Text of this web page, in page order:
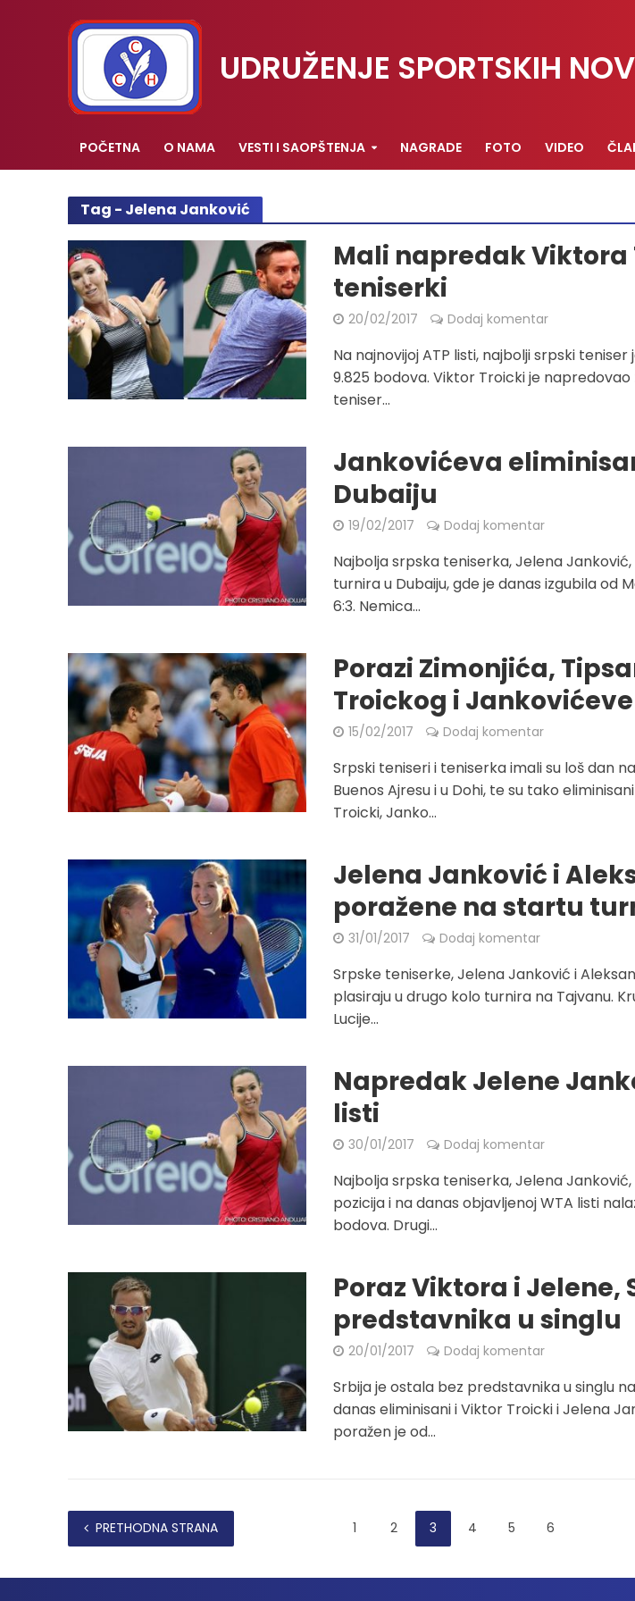
UDRUŽENJE SPORTSKIH
POČETNA O NAMA VESTI I SAOPŠTENJA NAGRADE FOTO VIDEO
Tag - Jelena Janković
Mali napredak Viktora
teniserki
20/02/2017 Dodaj komentar
Na najnovijoj ATP listi, najbolji srpski
9.825 bodova. Viktor Troicki je napredovao
teniser...
Jankovićeva
Dubaiju
19/02/2017 Dodaj komentar
Najbolja srpska teniserka, Jelena
turnira u Dubaiju, gde je danas izgubila od
6:3. Nemica...
Porazi Zimonjića,
Troickog i Jankovićeve
15/02/2017 Dodaj komentar
Srpski teniseri i teniserka imali su loš dan
Buenos Ajresu i u Dohi, te su tako
Troicki, Janko...
Jelena Janković i
poražene na startu
31/01/2017 Dodaj komentar
Srpske teniserke, Jelena Janković i
plasiraju u drugo kolo turnira na Tajvanu.
Lucije...
Napredak Jelene
listi
30/01/2017 Dodaj komentar
Najbolja srpska teniserka, Jelena
pozicija i na danas objavljenoj WTA listi
bodova. Drugi...
Poraz Viktora i Jelene,
predstavnika u singlu
20/01/2017 Dodaj komentar
Srbija je ostala bez predstavnika u singlu
danas eliminisani i Viktor Troicki i Jelena
poražen je od...
PRETHODNA STRANA 1 2 3 4 5 6